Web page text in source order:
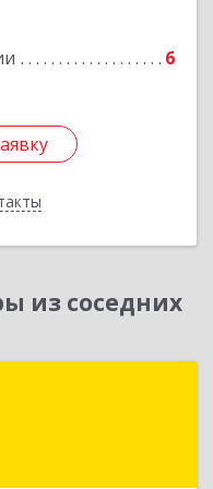
6
из соседних
Орехово-Зуево г,